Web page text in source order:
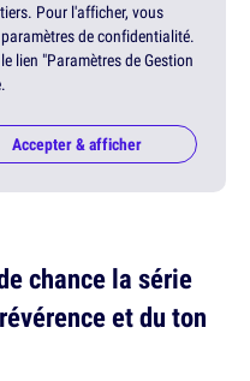
Pour l'afficher, vous
de confidentialité.
lien "Paramètres de Gestion
Accepter & afficher
chance la série
et du ton